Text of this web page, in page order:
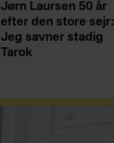
Jørn Laursen 50 år
efter den store sejr:
Jeg savner stadig
Tarok